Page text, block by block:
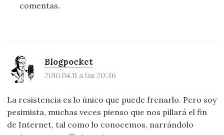
comentas.
Blogpocket
2010.04.11 a las 20:36
La resistencia es lo único que puede frenarlo. Pero soy
pesimista, muchas veces pienso que nos pillará el fin
de Internet, tal como lo conocemos, narrándolo